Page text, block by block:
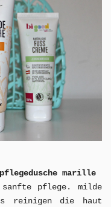
marille
pflege. milde
reinigen die haut